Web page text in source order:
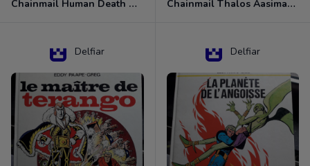
Chainmail Human Death Cleric Chainmail Thalos Aasimar Cleric
Delfiar Delfiar